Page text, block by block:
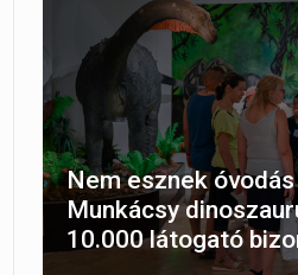
Nem esznek
Munkácsy
10.000 látogató